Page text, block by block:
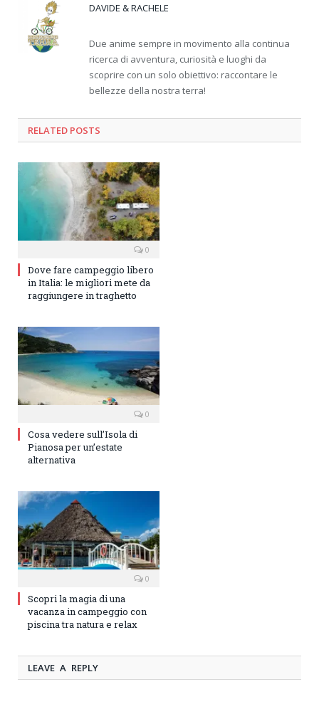
DAVIDE & RACHELE
Due anime sempre in movimento alla continua
ricerca di avventura, curiosità e luoghi da
scoprire con un solo obiettivo: raccontare le
bellezze della nostra terra!
RELATED POSTS
0
Dove fare campeggio libero
in Italia: le migliori mete da
raggiungere in traghetto
0
Cosa vedere sull’Isola di
Pianosa per un’estate
alternativa
0
Scopri la magia di una
vacanza in campeggio con
piscina tra natura e relax
LEAVE A REPLY